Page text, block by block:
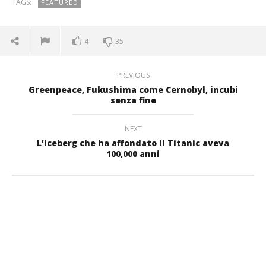
FEATURED
4 35
PREVIOUS
Greenpeace, Fukushima come Cernobyl, incubi
senza fine
NEXT
L’iceberg che ha affondato il Titanic aveva
100,000 anni